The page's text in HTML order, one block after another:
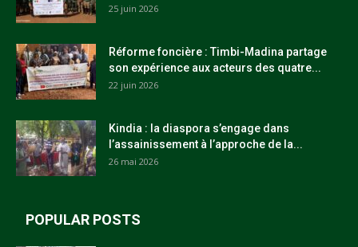
25 juin 2026
Réforme foncière : Timbi-Madina partage
son expérience aux acteurs des quatre...
22 juin 2026
Kindia : la diaspora s’engage dans
l’assainissement à l’approche de la...
26 mai 2026
POPULAR POSTS